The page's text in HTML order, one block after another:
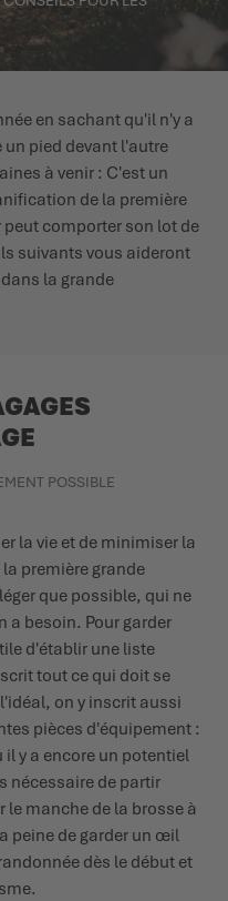
en sachant qu'il n'y a
un pied devant l'autre
à venir : C'est un
de la première
comporter son lot de
suivants vous aideront
la grande
POSSIBLE
la vie et de minimiser la
première grande
que possible, qui ne
a besoin. Pour garder
d'établir une liste
tout ce qui doit se
on y inscrit aussi
pièces d'équipement :
y a encore un potentiel
nécessaire de partir
le manche de la brosse à
peine de garder un œil
dès le début et